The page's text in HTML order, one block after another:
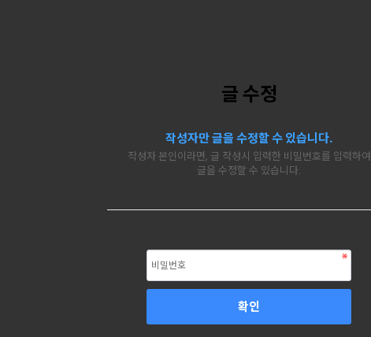
글 수정
작성자만 글을 수정할 수 있습니다.
작성자 본인이라면, 글 작성시 입력한 비밀번호를 입력하여
글을 수정할 수 있습니다.